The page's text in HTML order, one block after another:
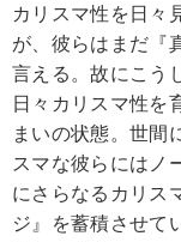
カリスマ性を日々
が、彼らはまだ『
言える。故にこう
日々カリスマ性を
まいの状態。世間
スマな彼らにはノ
にさらなるカリス
ジ』を蓄積させて